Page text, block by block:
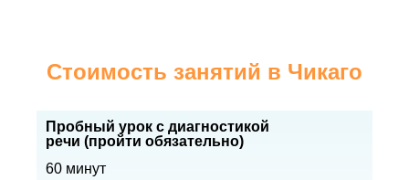
Стоимость занятий в Чикаго
Пробный урок с диагностикой
речи (пройти обязательно)
60 минут